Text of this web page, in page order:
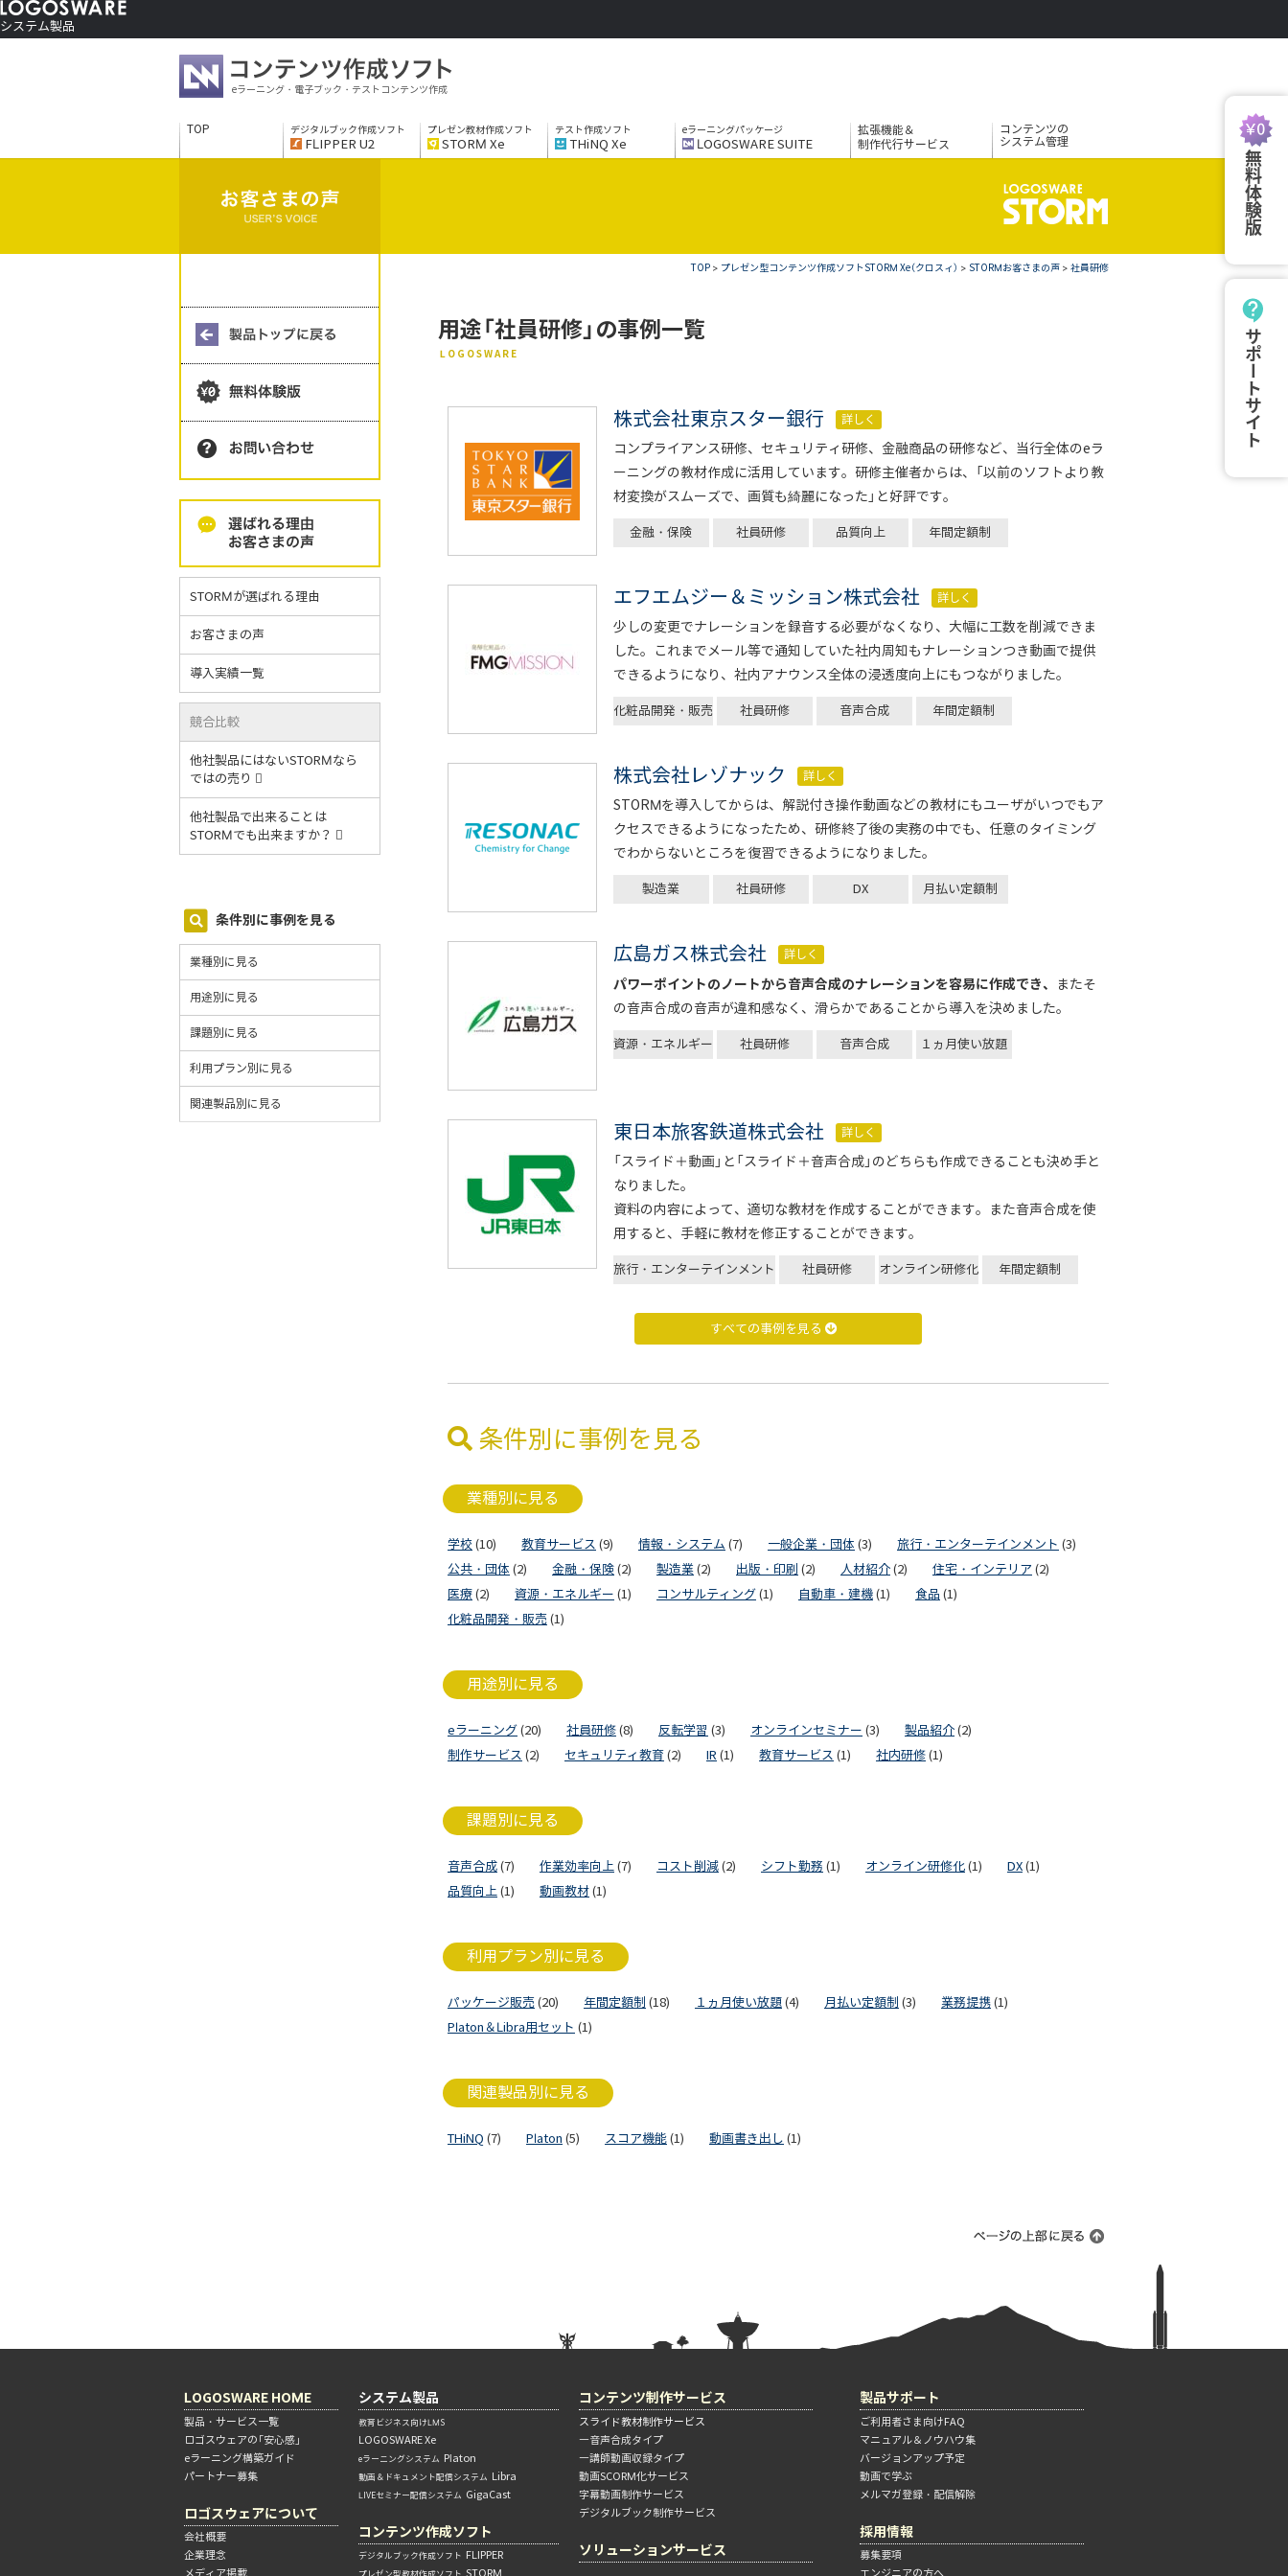
無料体験版
サポートサイト
システム製品
eラーニング・電子ブック・テストコンテンツ作成
TOP デジタルブック作成ソフト
FLIPPER U2
プレゼン教材作成ソフト
STORM Xe
テスト作成ソフト
THiNQ Xe
eラーニングパッケージ
LOGOSWARE SUITE
拡張機能＆
制作代行サービス
コンテンツの
システム管理
TOP > プレゼン型コンテンツ作成ソフトSTORM Xe（クロスィ） > STORMお客さまの声 > 社員研修
用途「社員研修」の事例一覧
LOGOSWARE
株式会社東京スター銀行 詳しく
コンプライアンス研修、セキュリティ研修、金融商品の研修など、当行全体のeラ
ーニングの教材作成に活用しています。研修主催者からは、「以前のソフトより教
材変換がスムーズで、画質も綺麗になった」と好評です。
金融・保険 社員研修 品質向上 年間定額制
エフエムジー＆ミッション株式会社 詳しく
少しの変更でナレーションを録音する必要がなくなり、大幅に工数を削減できま
した。これまでメール等で通知していた社内周知もナレーションつき動画で提供
できるようになり、社内アナウンス全体の浸透度向上にもつながりました。
化粧品開発・販売 社員研修 音声合成 年間定額制
株式会社レゾナック 詳しく
STORMを導入してからは、解説付き操作動画などの教材にもユーザがいつでもア
クセスできるようになったため、研修終了後の実務の中でも、任意のタイミング
でわからないところを復習できるようになりました。
製造業 社員研修 DX 月払い定額制
広島ガス株式会社 詳しく
パワーポイントのノートから音声合成のナレーションを容易に作成でき、
またそ
の音声合成の音声が違和感なく、滑らかであることから導入を決めました。
資源・エネルギー 社員研修 音声合成 １ヵ月使い放題
東日本旅客鉄道株式会社 詳しく
「スライド＋動画」と「スライド＋音声合成」のどちらも作成できることも決め手と
なりました。
資料の内容によって、適切な教材を作成することができます。また音声合成を使
用すると、手軽に教材を修正することができます。
旅行・エンターテインメント 社員研修 オンライン研修化 年間定額制
すべての事例を見る
条件別に事例を見る
業種別に見る
学校 (10) 教育サービス (9) 情報・システム (7) 一般企業・団体 (3) 旅行・エンターテインメント (3)
公共・団体 (2) 金融・保険 (2) 製造業 (2) 出版・印刷 (2) 人材紹介 (2) 住宅・インテリア (2)
医療 (2) 資源・エネルギー (1) コンサルティング (1) 自動車・建機 (1) 食品 (1)
化粧品開発・販売 (1)
用途別に見る
eラーニング (20) 社員研修 (8) 反転学習 (3) オンラインセミナー (3) 製品紹介 (2)
制作サービス (2) セキュリティ教育 (2) IR (1) 教育サービス (1) 社内研修 (1)
課題別に見る
音声合成 (7) 作業効率向上 (7) コスト削減 (2) シフト勤務 (1) オンライン研修化 (1) DX (1)
品質向上 (1) 動画教材 (1)
利用プラン別に見る
パッケージ販売 (20) 年間定額制 (18) １ヵ月使い放題 (4) 月払い定額制 (3) 業務提携 (1)
Platon＆Libra用セット (1)
関連製品別に見る
THiNQ (7) Platon (5) スコア機能 (1) 動画書き出し (1)
STORMが選ばれる理由
お客さまの声
導入実績一覧
競合比較
他社製品にはないSTORMなら
ではの売り
他社製品で出来ることは
STORMでも出来ますか？
条件別に事例を見る
業種別に見る
用途別に見る
課題別に見る
利用プラン別に見る
関連製品別に見る
LOGOSWARE HOME
製品・サービス一覧
ロゴスウェアの「安心感」
eラーニング構築ガイド
パートナー募集
ロゴスウェアについて
会社概要
企業理念
システム製品
教育ビジネス向けLMS
LOGOSWARE Xe
eラーニングシステム Platon
動画＆ドキュメント配信システム Libra
LIVEセミナー配信システム GigaCast
コンテンツ作成ソフト
デジタルブック作成ソフト FLIPPER
コンテンツ制作サービス
スライド教材制作サービス
―音声合成タイプ
―講師動画収録タイプ
動画SCORM化サービス
字幕動画制作サービス
デジタルブック制作サービス
ソリューションサービス
製品サポート
ご利用者さま向けFAQ
マニュアル＆ノウハウ集
バージョンアップ予定
動画で学ぶ
メルマガ登録・配信解除
採用情報
募集要項